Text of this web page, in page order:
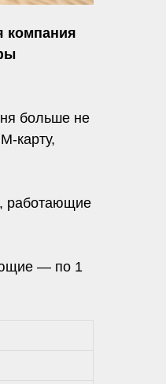
компания
больше не
карту,
, работающие
— по 1